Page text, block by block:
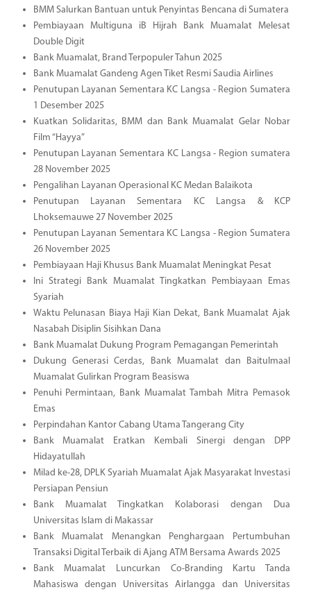
BMM Salurkan Bantuan untuk Penyintas Bencana di Sumatera
Pembiayaan Multiguna iB Hijrah Bank Muamalat Melesat
Double Digit
Bank Muamalat, Brand Terpopuler Tahun 2025
Bank Muamalat Gandeng Agen Tiket Resmi Saudia Airlines
Penutupan Layanan Sementara KC Langsa - Region Sumatera
1 Desember 2025
Kuatkan Solidaritas, BMM dan Bank Muamalat Gelar Nobar
Film “Hayya”
Penutupan Layanan Sementara KC Langsa - Region sumatera
28 November 2025
Pengalihan Layanan Operasional KC Medan Balaikota
Penutupan Layanan Sementara KC Langsa & KCP
Lhoksemauwe 27 November 2025
Penutupan Layanan Sementara KC Langsa - Region Sumatera
26 November 2025
Pembiayaan Haji Khusus Bank Muamalat Meningkat Pesat
Ini Strategi Bank Muamalat Tingkatkan Pembiayaan Emas
Syariah
Waktu Pelunasan Biaya Haji Kian Dekat, Bank Muamalat Ajak
Nasabah Disiplin Sisihkan Dana
Bank Muamalat Dukung Program Pemagangan Pemerintah
Dukung Generasi Cerdas, Bank Muamalat dan Baitulmaal
Muamalat Gulirkan Program Beasiswa
Penuhi Permintaan, Bank Muamalat Tambah Mitra Pemasok
Emas
Perpindahan Kantor Cabang Utama Tangerang City
Bank Muamalat Eratkan Kembali Sinergi dengan DPP
Hidayatullah
Milad ke-28, DPLK Syariah Muamalat Ajak Masyarakat Investasi
Persiapan Pensiun
Bank Muamalat Tingkatkan Kolaborasi dengan Dua
Universitas Islam di Makassar
Bank Muamalat Menangkan Penghargaan Pertumbuhan
Transaksi Digital Terbaik di Ajang ATM Bersama Awards 2025
Bank Muamalat Luncurkan Co-Branding Kartu Tanda
Mahasiswa dengan Universitas Airlangga dan Universitas